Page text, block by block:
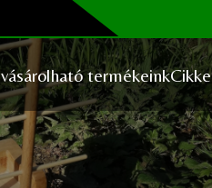
termékeink